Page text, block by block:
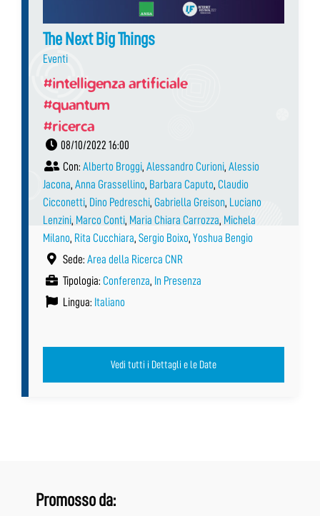
The Next Big Things
Eventi
#intelligenza artificiale
#quantum
#ricerca
08/10/2022 16:00
Con: Alberto Broggi, Alessandro Curioni, Alessio
Jacona, Anna Grassellino, Barbara Caputo, Claudio
Cicconetti, Dino Pedreschi, Gabriella Greison, Luciano
Lenzini, Marco Conti, Maria Chiara Carrozza, Michela
Milano, Rita Cucchiara, Sergio Boixo, Yoshua Bengio
Sede: Area della Ricerca CNR
Tipologia: Conferenza, In Presenza
Lingua: Italiano
Vedi tutti i Dettagli e le Date
Promosso da: